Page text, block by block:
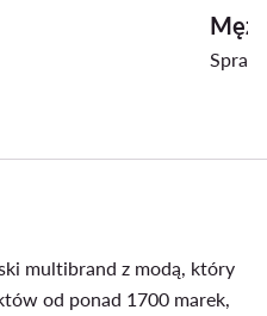
multibrand z modą, który
od ponad 1700 marek,